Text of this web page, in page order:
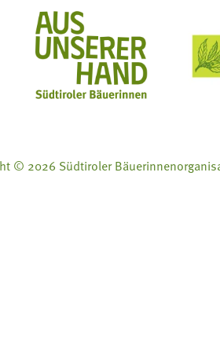
- wachsen - leben
für die bäuerliche Familie
Aus unserer Hand
© 2026 Südtiroler